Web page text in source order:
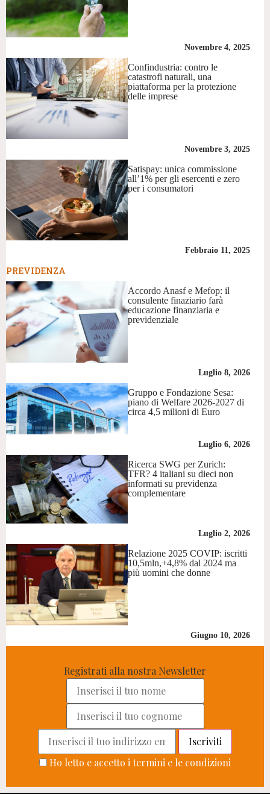
Novembre 4, 2025
Confindustria: contro le
catastrofi naturali, una
piattaforma per la protezione
delle imprese
Novembre 3, 2025
Satispay: unica commissione
all’1% per gli esercenti e zero
per i consumatori
Febbraio 11, 2025
PREVIDENZA
Accordo Anasf e Mefop: il
consulente finaziario farà
educazione finanziaria e
previdenziale
Luglio 8, 2026
Gruppo e Fondazione Sesa:
piano di Welfare 2026-2027 di
circa 4,5 milioni di Euro
Luglio 6, 2026
Ricerca SWG per Zurich:
TFR? 4 italiani su dieci non
informati su previdenza
complementare
Luglio 2, 2026
Relazione 2025 COVIP: iscritti
10,5mln,+4,8% dal 2024 ma
più uomini che donne
Giugno 10, 2026
Registrati alla nostra Newsletter
Ho letto e accetto i termini e le condizioni